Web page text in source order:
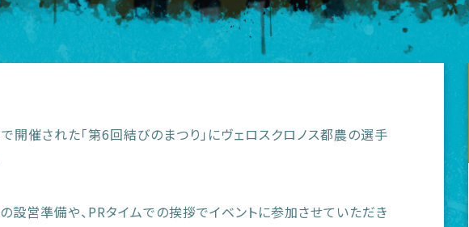
催された「第6回結びのまつり」にヴェロスクロノス都農の選手
設営準備や、PRタイムでの挨拶でイベントに参加させていただき